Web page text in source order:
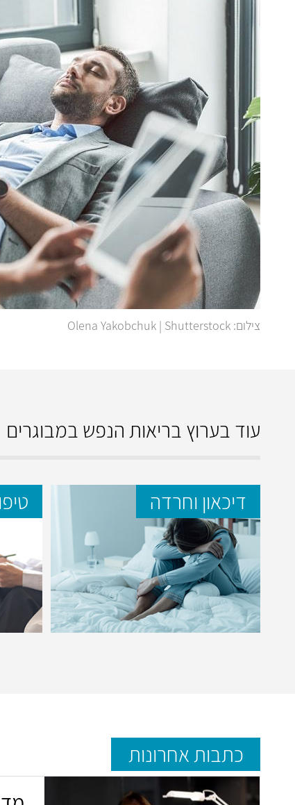
צילום: Olena Yakobchuk | Shutterstock
עוד בערוץ בריאות הנפש במבוגרים
דיכאון וחרדה
כתבות אחרונות